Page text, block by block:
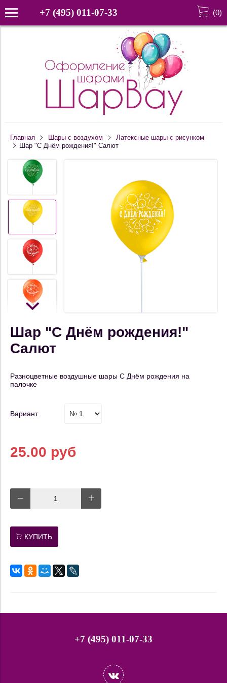
+7 (495) 011-07-33 (0)
Главная Шары c воздухом
Латексные шары с рисунком
Шар "С Днём рождения!" Салют
Шар "С Днём рождения!"
Салют
Разноцветные воздушные шары С Днём рождения на
палочке
Вариант
25.00 руб
КУПИТЬ
+7 (495) 011-07-33